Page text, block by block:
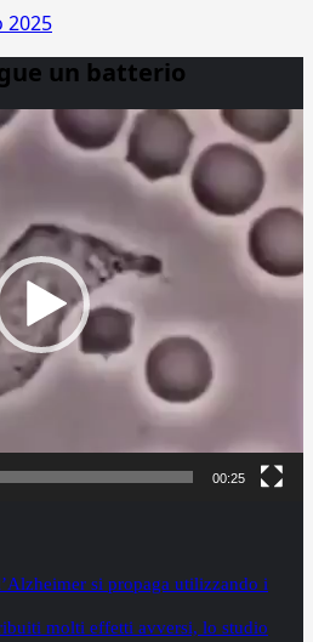
2025
un batterio
00:25
si propaga utilizzando i
molti effetti avversi, lo studio